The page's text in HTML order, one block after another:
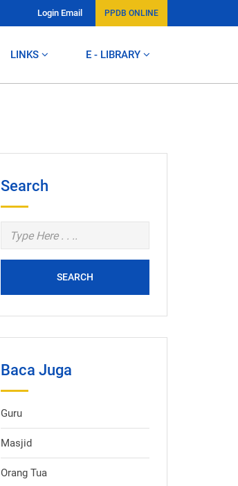
Login Email PPDB ONLINE
LINKS E - LIBRARY
Search
SEARCH
Baca Juga
Guru
Masjid
Orang Tua